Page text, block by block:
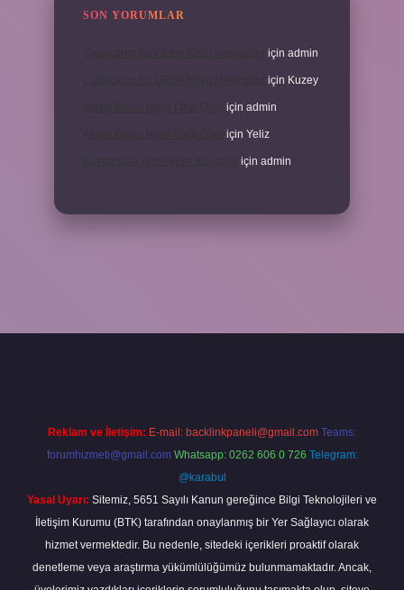
SON YORUMLAR
için admin
için Kuzey
Akrep Burcu Nasıl Özür Diler için admin
Akrep Burcu Nasıl Özür Diler için Yeliz
için admin
Reklam ve İletişim: E-mail: backlinkpaneli@gmail.com Teams:
forumhizmeti@gmail.com Whatsapp: 0262 606 0 726 Telegram:
@karabul
Yasal Uyarı: Sitemiz, 5651 Sayılı Kanun gereğince Bilgi Teknolojileri ve
İletişim Kurumu (BTK) tarafından onaylanmış bir Yer Sağlayıcı olarak
hizmet vermektedir. Bu nedenle, sitedeki içerikleri proaktif olarak
denetleme veya araştırma yükümlülüğümüz bulunmamaktadır. Ancak,